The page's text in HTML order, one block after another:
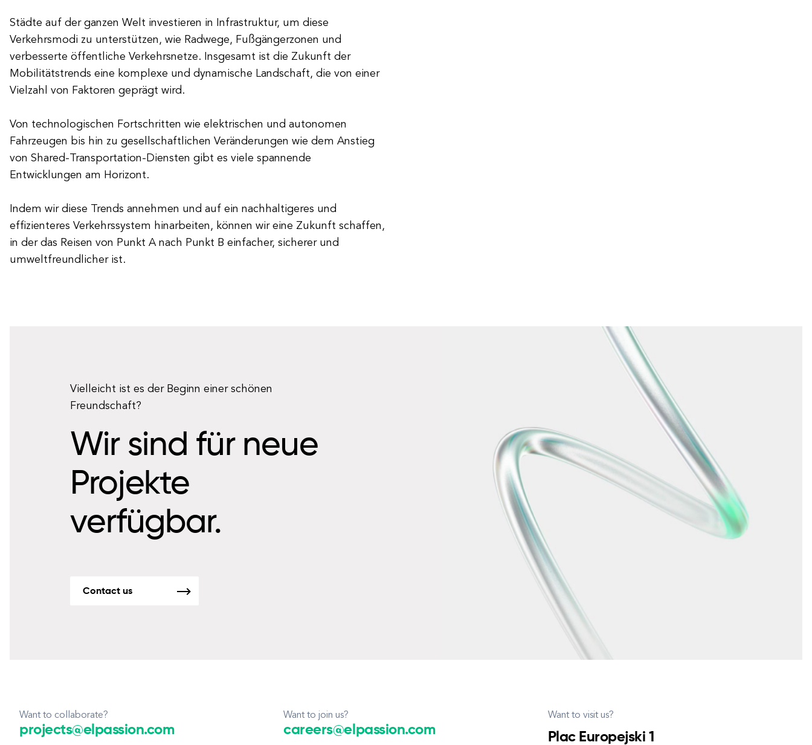
Städte auf der ganzen Welt investieren in Infrastruktur, um diese
Verkehrsmodi zu unterstützen, wie Radwege, Fußgängerzonen und
verbesserte öffentliche Verkehrsnetze. Insgesamt ist die Zukunft der
Mobilitätstrends eine komplexe und dynamische Landschaft, die von einer
Vielzahl von Faktoren geprägt wird.
Von technologischen Fortschritten wie elektrischen und autonomen
Fahrzeugen bis hin zu gesellschaftlichen Veränderungen wie dem Anstieg
von Shared-Transportation-Diensten gibt es viele spannende
Entwicklungen am Horizont.
Indem wir diese Trends annehmen und auf ein nachhaltigeres und
effizienteres Verkehrssystem hinarbeiten, können wir eine Zukunft schaffen,
in der das Reisen von Punkt A nach Punkt B einfacher, sicherer und
umweltfreundlicher ist.
Vielleicht ist es der Beginn einer schönen
Freundschaft?
Wir sind für neue
Projekte
verfügbar.
Contact us
Want to collaborate?
projects@elpassion.com
Want to join us?
careers@elpassion.com
Want to visit us?
Plac Europejski 1